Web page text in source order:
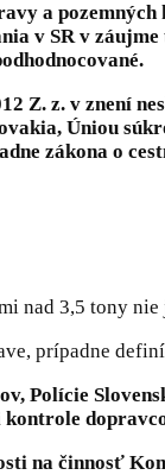
a
v SR v
Z. z. v znení
Úniou
zákona o
nad 3,5 tony
prípadne
Polície
na činnosť